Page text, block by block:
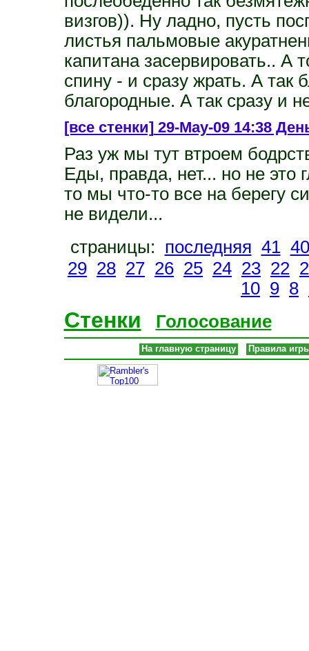
визгов)). Ну ладно, пусть
листья пальмовые
капитана засервировать.. А
спину - и сразу жрать. А так
благородные. А так сразу и
[все стенки]29-May-09 14:38
Раз уж мы тут втроем
Еды, правда, нет... но не это
то мы что-то все на берегу
не видели...
страницы: последняя 41
40
29 28 27 26 25 24 23 22
10 9 8
Стенки Голосование
На главную страницу Правила